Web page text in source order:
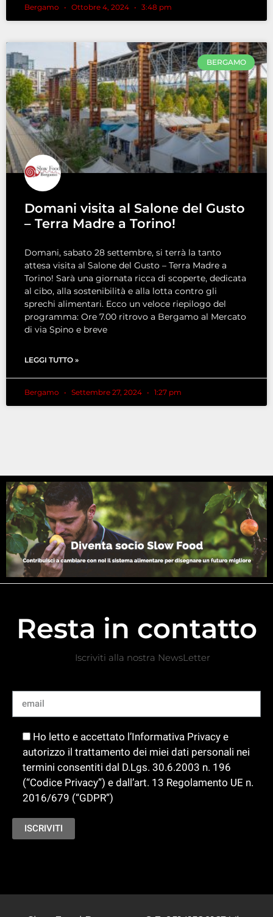
Bergamo Ottobre 4, 2024 3:48 pm
BERGAMO
Domani visita al Salone del Gusto
– Terra Madre a Torino!
Domani, sabato 28 settembre, si terrà la tanto
attesa visita al Salone del Gusto – Terra Madre a
Torino! Sarà una giornata ricca di scoperte, dedicata
al cibo, alla sostenibilità e alla lotta contro gli
sprechi alimentari. Ecco un veloce riepilogo del
programma: Ore 7.00 ritrovo a Bergamo al Mercato
di via Spino e breve
LEGGI TUTTO »
Bergamo Settembre 27, 2024 1:27 pm
Resta in contatto
Iscriviti alla nostra NewsLetter
Ho letto e accettato l’Informativa Privacy e
autorizzo il trattamento dei miei dati personali nei
termini consentiti dal D.Lgs. 30.6.2003 n. 196
(“Codice Privacy”) e dall’art. 13 Regolamento UE n.
2016/679 (“GDPR”)